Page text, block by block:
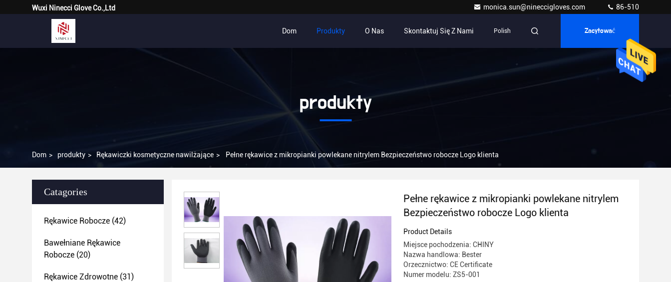
Wuxi Ninecci Glove Co.,Ltd monica.sun@nineccigloves.com 86-510
Dom Produkty O Nas Skontaktuj Się Z Nami Polish Zacytować
produkty
Dom > produkty > Rękawiczki kosmetyczne nawilżające > Pełne rękawice z mikropianki powlekane nitrylem Bezpieczeństwo robocze Logo klienta
Catagories
Rękawice Robocze (42)
Bawełniane Rękawice
Robocze (20)
Rękawice Zdrowotne (31)
Pełne rękawice z mikropianki powlekane nitrylem
Bezpieczeństwo robocze Logo klienta
Product Details
Miejsce pochodzenia: CHINY
Nazwa handlowa: Bester
Orzecznictwo: CE Certificate
Numer modelu: ZS5-001